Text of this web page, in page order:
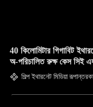
40 কিলোমিটার গিগাবিট
অ-পরিচালিত রুক্ষ কেস সিই
শিল্প ইথারনেট মিডিয়া